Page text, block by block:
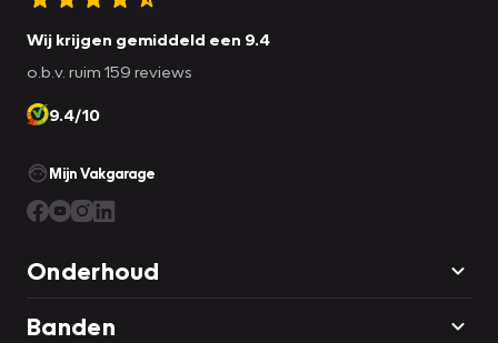
Wij krijgen gemiddeld een 9.4
o.b.v. ruim 159 reviews
9.4/10
Mijn Vakgarage
Onderhoud
Banden